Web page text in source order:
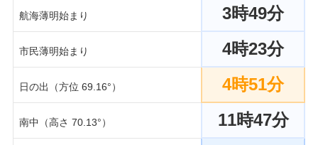
航海薄明始まり 3時49分
市民薄明始まり 4時23分
日の出（方位 69.16°） 4時51分
南中（高さ 70.13°） 11時47分